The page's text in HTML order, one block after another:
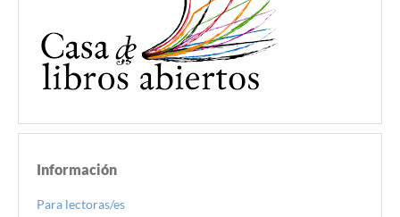
Información
Para lectoras/es